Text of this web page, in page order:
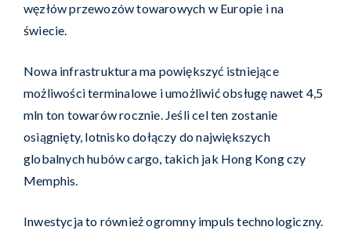
węzłów przewozów towarowych w Europie i na
świecie.
Nowa infrastruktura ma powiększyć istniejące
możliwości terminalowe i umożliwić obsługę nawet 4,5
mln ton towarów rocznie. Jeśli cel ten zostanie
osiągnięty, lotnisko dołączy do największych
globalnych hubów cargo, takich jak Hong Kong czy
Memphis.
Inwestycja to również ogromny impuls technologiczny.